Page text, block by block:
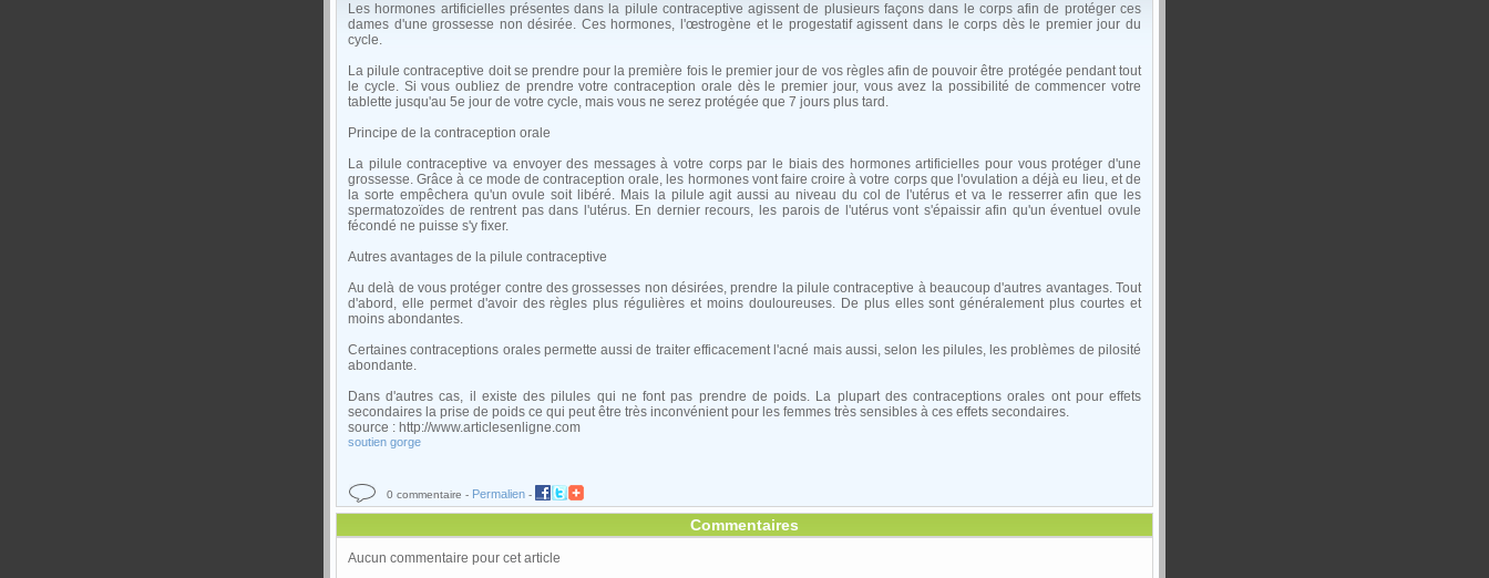
Les hormones artificielles présentes dans la pilule contraceptive agissent de plusieurs façons dans le corps afin de protéger ces
dames d'une grossesse non désirée. Ces hormones, l'œstrogène et le progestatif agissent dans le corps dès le premier jour du
cycle.
La pilule contraceptive doit se prendre pour la première fois le premier jour de vos règles afin de pouvoir être protégée pendant tout
le cycle. Si vous oubliez de prendre votre contraception orale dès le premier jour, vous avez la possibilité de commencer votre
tablette jusqu'au 5e jour de votre cycle, mais vous ne serez protégée que 7 jours plus tard.
Principe de la contraception orale
La pilule contraceptive va envoyer des messages à votre corps par le biais des hormones artificielles pour vous protéger d'une
grossesse. Grâce à ce mode de contraception orale, les hormones vont faire croire à votre corps que l'ovulation a déjà eu lieu, et de
la sorte empêchera qu'un ovule soit libéré. Mais la pilule agit aussi au niveau du col de l'utérus et va le resserrer afin que les
spermatozoïdes de rentrent pas dans l'utérus. En dernier recours, les parois de l'utérus vont s'épaissir afin qu'un éventuel ovule
fécondé ne puisse s'y fixer.
Autres avantages de la pilule contraceptive
Au delà de vous protéger contre des grossesses non désirées, prendre la pilule contraceptive à beaucoup d'autres avantages. Tout
d'abord, elle permet d'avoir des règles plus régulières et moins douloureuses. De plus elles sont généralement plus courtes et
moins abondantes.
Certaines contraceptions orales permette aussi de traiter efficacement l'acné mais aussi, selon les pilules, les problèmes de pilosité
abondante.
Dans d'autres cas, il existe des pilules qui ne font pas prendre de poids. La plupart des contraceptions orales ont pour effets
secondaires la prise de poids ce qui peut être très inconvénient pour les femmes très sensibles à ces effets secondaires.
source : http://www.articlesenligne.com
soutien gorge
0 commentaire - Permalien -
Commentaires
Aucun commentaire pour cet article